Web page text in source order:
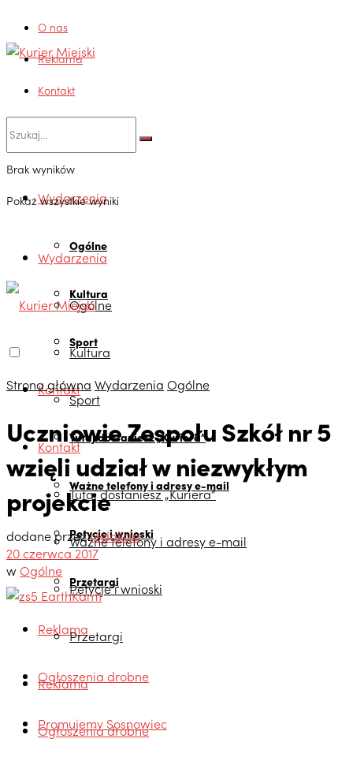
O nas
Reklama
Kontakt
Brak wyników
Pokaż wszystkie wyniki
Wydarzenia
Ogólne
Kultura
Sport
Kontakt
Tutaj dostaniesz „Kuriera”
Ważne telefony i adresy e-mail
Petycje i wnioski
Przetargi
Reklama
Ogłoszenia drobne
Promujemy Sosnowiec
Wydarzenia
Ogólne
Kultura
Sport
Kontakt
Tutaj dostaniesz „Kuriera”
Ważne telefony i adresy e-mail
Petycje i wnioski
Przetargi
Reklama
Ogłoszenia drobne
Strona główna Wydarzenia Ogólne
Uczniowie Zespołu Szkół nr 5
wzięli udział w niezwykłym
projekcie
dodane przezredakcja
20 czerwca 2017
wOgólne